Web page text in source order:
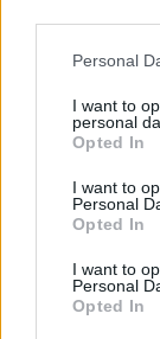
Personal
I want to
personal
Opted In
I want to
Personal
Opted In
I want to
Personal
Opted In
αυτοψία ύστερα από
όπου εντόπισε το